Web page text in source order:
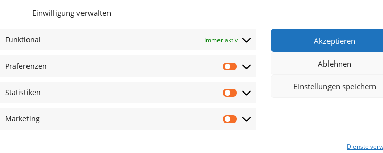
Einwilligung verwalten
Funktional Immer aktiv
Präferenzen
Statistiken
Marketing
Dienste
Akzeptieren
Ablehnen
Einstellungen speichern
Blog
Lieferung & Rückgabe
Outlet